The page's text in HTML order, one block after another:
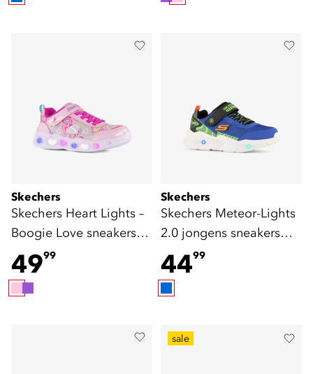
Skechers
Skechers Heart Lights –
Boogie Love sneakers
met lichtjes
4999
Skechers
Skechers Meteor-Lights
2.0 jongens sneakers
blauw
4499
sale